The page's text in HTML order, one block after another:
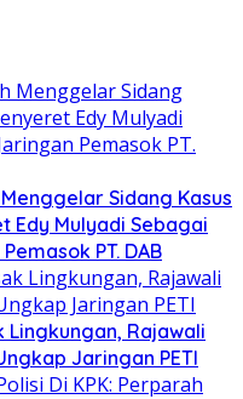
Sidang Kasus
Edy Mulyadi Sebagai
PT. DAB
Lingkungan, Rajawali
Jaringan PETI